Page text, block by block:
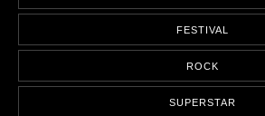
FESTIVAL
ROCK
SUPERSTAR